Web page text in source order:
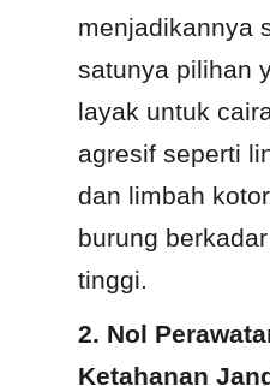
menjadikannya
satunya pilihan
layak untuk
agresif seperti
dan limbah
burung
tinggi.
2. Nol
Ketahanan